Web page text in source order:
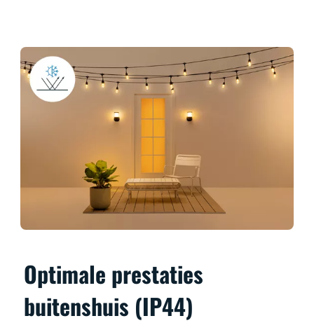
Optimale prestaties
buitenshuis (IP44)